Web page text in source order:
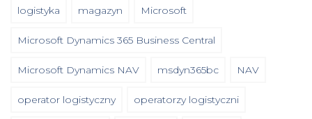
logistyka magazyn Microsoft
Microsoft Dynamics 365 Business Central
Microsoft Dynamics NAV msdyn365bc NAV
operator logistyczny operatorzy logistyczni